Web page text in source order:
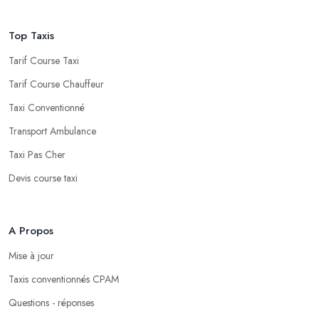
Top Taxis
Tarif Course Taxi
Tarif Course Chauffeur
Taxi Conventionné
Transport Ambulance
Taxi Pas Cher
Devis course taxi
A Propos
Mise à jour
Taxis conventionnés CPAM
Questions - réponses